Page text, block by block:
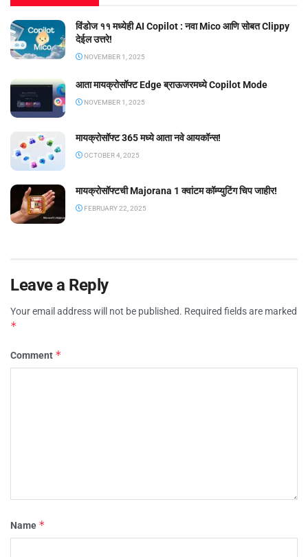
विंडोज ११ मध्येही AI Copilot : नवा Mico आणि सोबत Clippy
देईल उत्तरे!
NOVEMBER 1, 2025
आता मायक्रोसॉफ्ट Edge ब्राऊजरमध्ये Copilot Mode
NOVEMBER 1, 2025
मायक्रोसॉफ्ट 365 मध्ये आता नवे आयकॉन्स!
OCTOBER 4, 2025
मायक्रोसॉफ्टची Majorana 1 क्वांटम कॉम्प्युटिंग चिप जाहीर!
FEBRUARY 22, 2025
Leave a Reply
Your email address will not be published. Required fields are marked
*
Comment *
Name *